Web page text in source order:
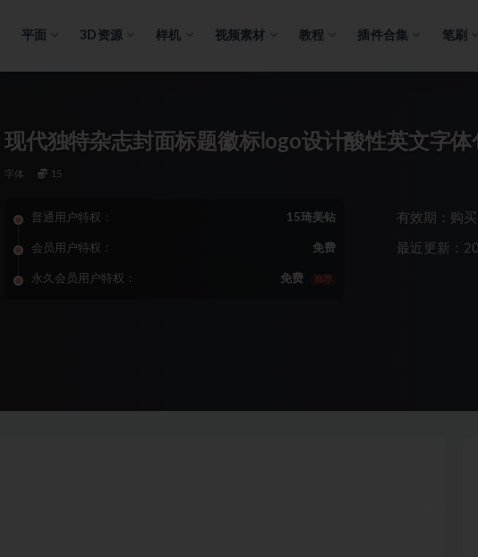
平面 3D资源 样机 视频素材 教程 插件合集 笔刷
现代独特杂志封面标题徽标logo设计酸性英文字体
字体 15
普通用户特权： 15琦美钻
会员用户特权： 免费
永久会员用户特权： 免费 推荐
有效期：购
最近更新：